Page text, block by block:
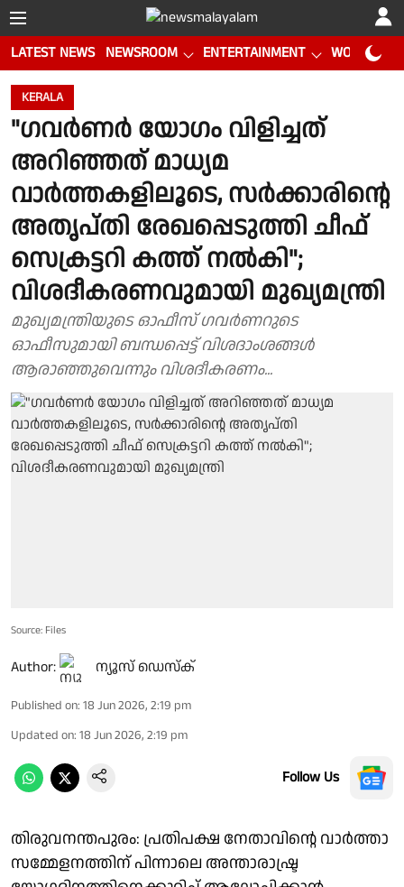
LATEST NEWS NEWSROOM ENTERTAINMENT WORLD CUP
KERALA
"ഗവർണർ യോഗം വിളിച്ചത്
അറിഞ്ഞത് മാധ്യമ
വാർത്തകളിലൂടെ, സർക്കാരിൻ്റെ
അതൃപ്തി രേഖപ്പെടുത്തി ചീഫ്
സെക്രട്ടറി കത്ത് നൽകി";
വിശദീകരണവുമായി മുഖ്യമന്ത്രി
മുഖ്യമന്ത്രിയുടെ ഓഫീസ് ഗവര്‍ണറുടെ
ഓഫീസുമായി ബന്ധപ്പെട്ട് വിശദാംശങ്ങള്‍
ആരാഞ്ഞുവെന്നും വിശദീകരണം...
Source: Files
Author: ന്യൂസ് ഡെസ്ക്
Published on: 18 Jun 2026, 2:19 pm
Updated on: 18 Jun 2026, 2:19 pm
Follow Us
തിരുവനന്തപുരം: പ്രതിപക്ഷ നേതാവിൻ്റെ വാർത്താ
സമ്മേളനത്തിന് പിന്നാലെ അന്താരാഷ്ട്ര